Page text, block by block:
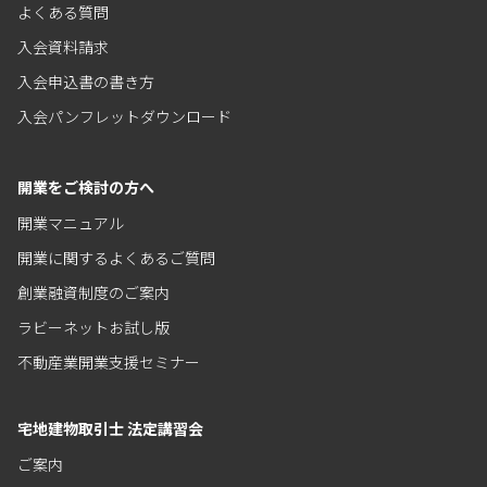
よくある質問
入会資料請求
入会申込書の書き方
入会パンフレットダウンロード
開業をご検討の方へ
開業マニュアル
開業に関するよくあるご質問
創業融資制度のご案内
ラビーネットお試し版
不動産業開業支援セミナー
宅地建物取引士 法定講習会
ご案内